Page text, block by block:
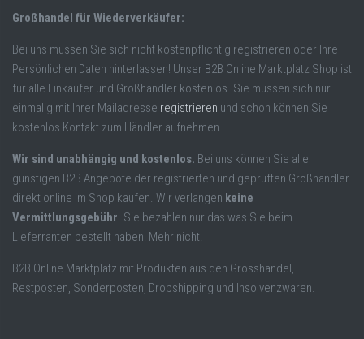
Großhandel für Wiederverkäufer:
Bei uns müssen Sie sich nicht kostenpflichtig registrieren oder Ihre
Persönlichen Daten hinterlassen! Unser B2B Online Marktplatz Shop ist
für alle Einkäufer und Großhändler kostenlos. Sie müssen sich nur
einmalig mit Ihrer Mailadresse registrieren und schon können Sie
kostenlos Kontakt zum Händler aufnehmen.
Wir sind unabhängig und kostenlos. Bei uns können Sie alle
günstigen B2B Angebote der registrierten und geprüften Großhändler
direkt online im Shop kaufen. Wir verlangen keine
Vermittlungsgebühr. Sie bezahlen nur das was Sie beim
Lieferranten bestellt haben! Mehr nicht.
B2B Online Marktplatz mit Produkten aus den Grosshandel,
Restposten, Sonderposten, Dropshipping und Insolvenzwaren.